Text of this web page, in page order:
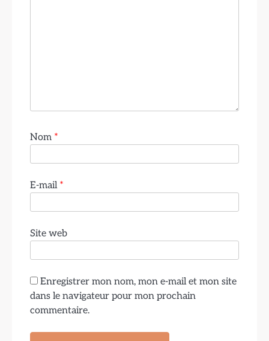
Nom *
E-mail *
Site web
Enregistrer mon nom, mon e-mail et mon site
dans le navigateur pour mon prochain
commentaire.